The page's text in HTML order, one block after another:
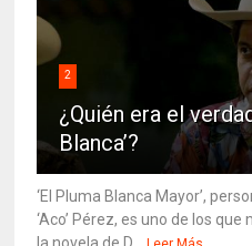
2
¿Quién era el
Blanca’?
‘El Pluma Blanca Mayor’,
‘Aco’ Pérez, es uno de los